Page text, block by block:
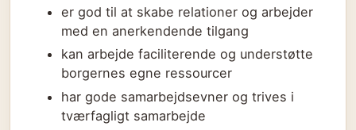
er god til at skabe relationer og arbejder
med en anerkendende tilgang
kan arbejde faciliterende og understøtte
borgernes egne ressourcer
har gode samarbejdsevner og trives i
tværfagligt samarbejde